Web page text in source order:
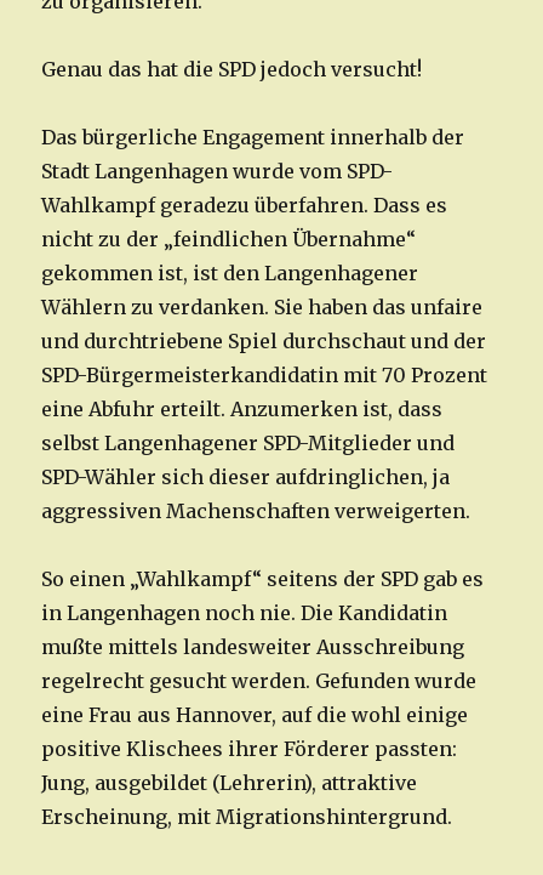
Genau das hat die SPD jedoch versucht!
Das bürgerliche Engagement innerhalb der
Stadt Langenhagen wurde vom SPD-
Wahlkampf geradezu überfahren. Dass es
nicht zu der „feindlichen Übernahme“
gekommen ist, ist den Langenhagener
Wählern zu verdanken. Sie haben das unfaire
und durchtriebene Spiel durchschaut und der
SPD-Bürgermeisterkandidatin mit 70 Prozent
eine Abfuhr erteilt. Anzumerken ist, dass
selbst Langenhagener SPD-Mitglieder und
SPD-Wähler sich dieser aufdringlichen, ja
aggressiven Machenschaften verweigerten.
So einen „Wahlkampf“ seitens der SPD gab es
in Langenhagen noch nie. Die Kandidatin
mußte mittels landesweiter Ausschreibung
regelrecht gesucht werden. Gefunden wurde
eine Frau aus Hannover, auf die wohl einige
positive Klischees ihrer Förderer passten:
Jung, ausgebildet (Lehrerin), attraktive
Erscheinung, mit Migrationshintergrund.